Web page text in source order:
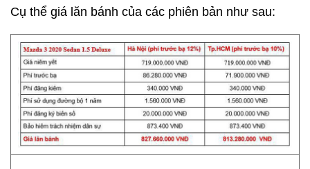
Cụ thể giá lăn bánh của các phiên bản như sau: